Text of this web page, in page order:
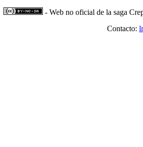
- Web no oficial de la saga
Contacto: